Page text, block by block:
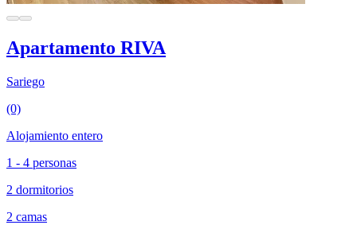
Apartamento RIVA
Sariego
(0)
Alojamiento entero
1 - 4 personas
2 dormitorios
2 camas